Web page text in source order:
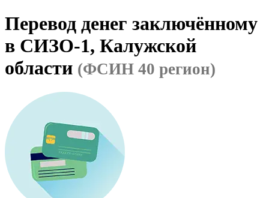
Перевод денег заключённому
в СИЗО-1, Калужской
области (ФСИН 40 регион)